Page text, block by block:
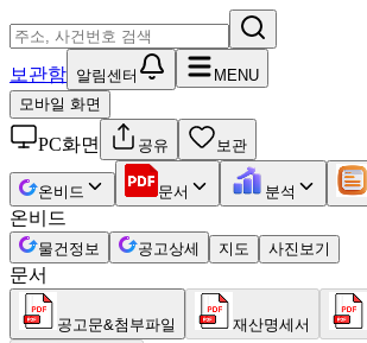
보관함 알림센터
MENU
모바일 화면
PC화면 공유 보관
온비드 문서 분석
온비드
물건정보 공고상세 지도 사진보기
문서
공고문&첨부파일 재산명세서